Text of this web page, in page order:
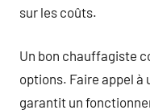
sur les coûts.
Un bon chauffagiste
options. Faire appel à
garantit un